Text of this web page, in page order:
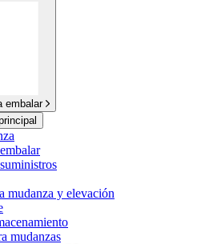
embalar
mudanza y elevación
mudanzas